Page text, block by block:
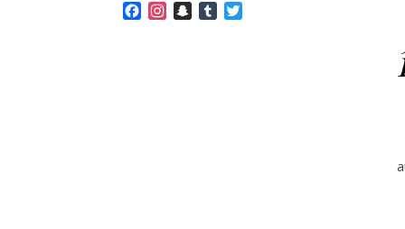
FacebookInstagram
Snapchat
Tumblr